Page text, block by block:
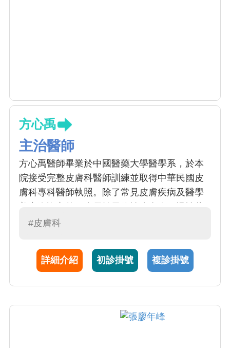
方心禹
主治醫師
方心禹醫師畢業於中國醫藥大學醫學系，於本
院接受完整皮膚科醫師訓練並取得中華民國皮
膚科專科醫師執照。除了常見皮膚疾病及醫學
麻疹及乾癬治療，包含傳統藥物、照光及生物
相關皮膚副作用之處理。
#皮膚科
詳細介紹 初診掛號 複診掛號